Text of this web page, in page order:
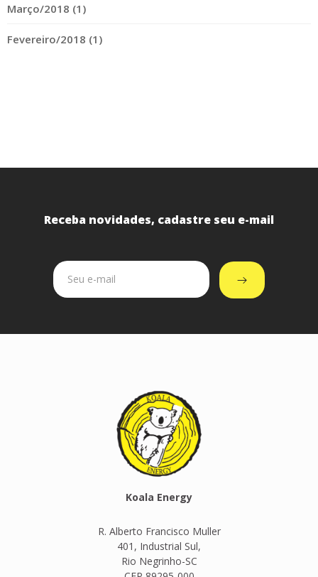
Março/2018 (1)
Fevereiro/2018 (1)
Receba novidades, cadastre seu e-mail
Koala Energy
R. Alberto Francisco Muller
401, Industrial Sul,
Rio Negrinho-SC